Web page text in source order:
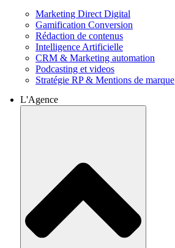
Marketing Direct Digital
Gamification Conversion
Rédaction de contenus
Intelligence Artificielle
CRM & Marketing automation
Podcasting et videos
Stratégie RP & Mentions de marque
L'Agence